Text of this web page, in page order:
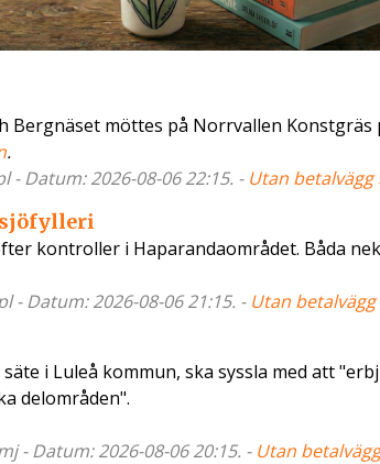
Bergnäset möttes på Norrvallen Konstgräs
.
Datum: 2026-08-06 22:15. - Utan betalvägg
sjöfylleri
kontroller i Haparandaområdet. Båda
Datum: 2026-08-06 21:15. - Utan betalvägg
i Luleå kommun, ska syssla med att
delområden".
- Datum: 2026-08-06 20:15. - Utan